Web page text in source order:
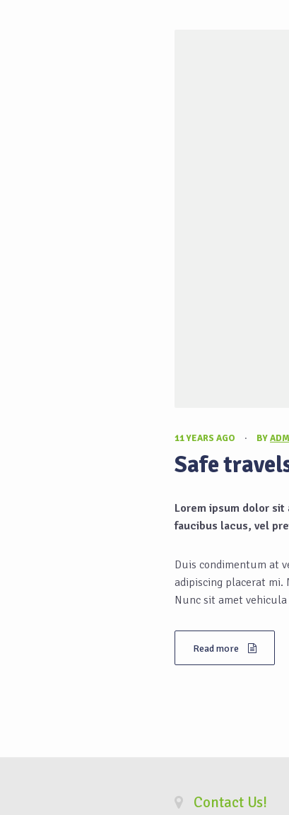
11 YEARS AGO · BY
Safe
Lorem ipsum dolor
faucibus lacus, vel
Duis condimentum at
adipiscing placerat mi.
Nunc sit amet
Read more
Contact Us!